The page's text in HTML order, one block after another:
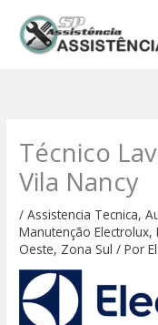
para
Técnico
Vila Nancy
/Assistencia Tecnica,
Manutenção Electrolux,
Oeste, Zona Sul / Por